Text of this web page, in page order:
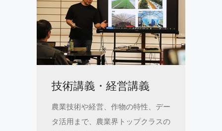
技術講義・経営講義
農業技術や経営、作物の特性、デー
タ活用まで、農業界トップクラスの